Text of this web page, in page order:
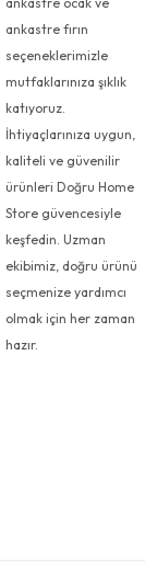
ankastre fırın
seçeneklerimizle
mutfaklarınıza şıklık
katıyoruz.
İhtiyaçlarınıza uygun,
kaliteli ve güvenilir
ürünleri Doğru Home
Store güvencesiyle
keşfedin. Uzman
ekibimiz, doğru ürünü
seçmenize yardımcı
olmak için her zaman
hazır.